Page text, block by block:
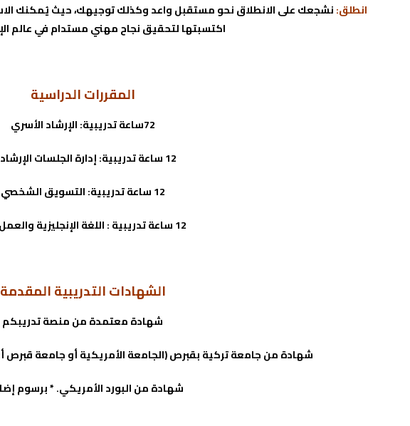
انطلق:نشجعك على الانطلاق نحو مستقبل واعد وكذلك توجيهك، حيث يُمكنك
اكتسبتها لتحقيق نجاح مهني مستدام في عالم
المقررات الدراسية
72ساعة تدريبية: الإرشاد الأسري
12 ساعة تدريبية: إدارة الجلسات الإرشادية
12 ساعة تدريبية: التسويق الشخصي
12 ساعة تدريبية : اللغة الإنجليزية والعمل الحر
الشهادات التدريبية المقدمة
شهادة معتمدة من منصة تدريبكم
شهادة من جامعة تركية بقبرص (الجامعة الأمريكية أو جامعة
شهادة من البورد الأمريكي. * برسوم